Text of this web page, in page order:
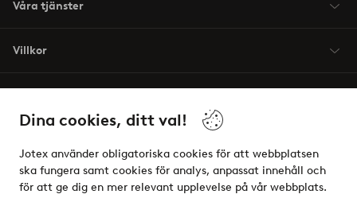
Dina cookies, ditt val!
Jotex använder obligatoriska cookies för att webbplatsen
ska fungera samt cookies för analys, anpassat innehåll och
för att ge dig en mer relevant upplevelse på vår webbplats.
Våra tjänster
Villkor